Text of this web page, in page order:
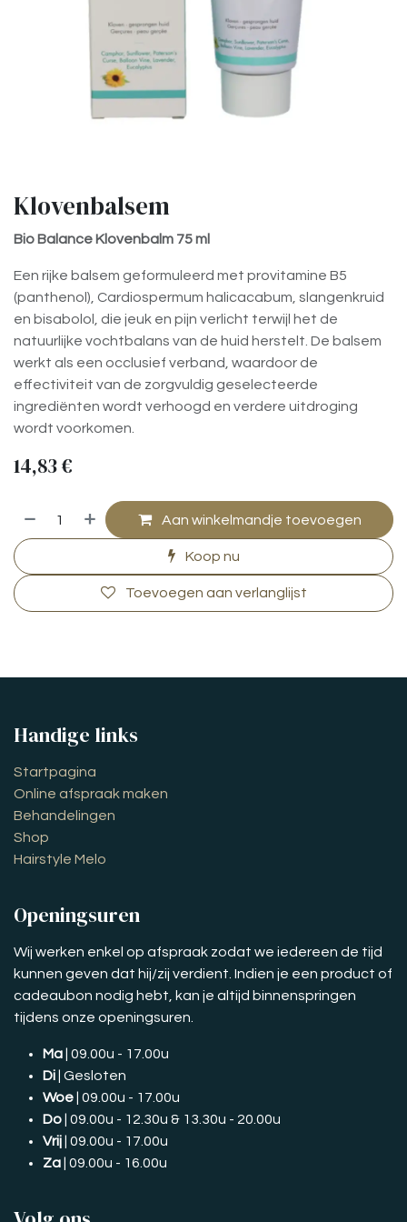
Klovenbalsem
Bio Balance Klovenbalm 75 ml
Een rijke balsem geformuleerd met provitamine B5
(panthenol), Cardiospermum halicacabum, slangenkruid
en bisabolol, die jeuk en pijn verlicht terwijl het de
natuurlijke vochtbalans van de huid herstelt. De balsem
werkt als een occlusief verband, waardoor de
effectiviteit van de zorgvuldig geselecteerde
ingrediënten wordt verhoogd en verdere uitdroging
wordt voorkomen.
14,83€
Aan winkelmandje toevoegen
Koop nu
Toevoegen aan verlanglijst
Handige links
Startpagina
Online afspraak maken
Behandelingen
Shop
Hairstyle Melo
Openingsuren
Wij werken enkel op afspraak zodat we iedereen de tijd
kunnen geven dat hij/zij verdient. Indien je een product of
cadeaubon nodig hebt, kan je altijd binnenspringen
tijdens onze openingsuren.
Ma | 09.00u - 17.00u
Di | Gesloten
Woe | 09.00u - 17.00u
Do | 09.00u - 12.30u & 13.30u - 20.00u
Vrij | 09.00u - 17.00u
Za | 09.00u - 16.00u